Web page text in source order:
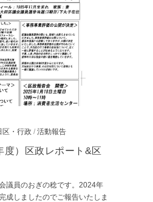
区・行政 / 活動報告
度）区政レポート&区
議員のおぎの稔です。2024年
成しましたのでご報告いたしま